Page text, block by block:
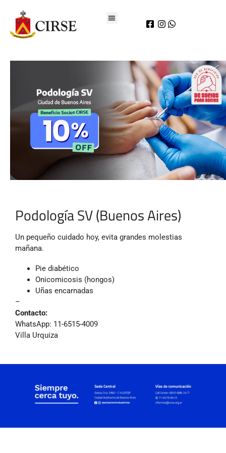
Podología SV (Buenos Aires)
Un pequeño cuidado hoy, evita grandes molestias
mañana.
Pie diabético
Onicomicosis (hongos)
Uñas encarnadas
–
Contacto:
WhatsApp: 11-6515-4009
Villa Urquiza